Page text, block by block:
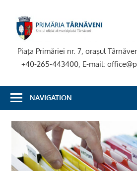
content
Piaţa Primăriei nr. 7, oraşul
+40-265-443400, E-mail:
NAVIGATION